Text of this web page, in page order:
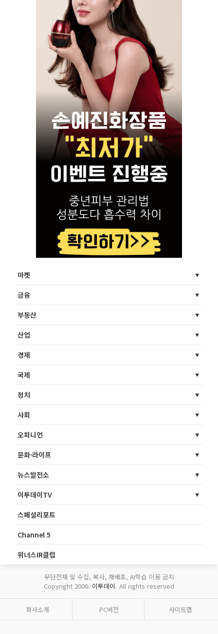
마켓
금융
부동산
산업
경제
국제
정치
사회
오피니언
문화·라이프
뉴스발전소
이투데이TV
스페셜리포트
Channel 5
위너스IR클럽
무단전재 및 수집, 복사, 재배포, AI학습 이용 금지
Copyright 2006. 이투데이. All rights reserved
회사소개 PC버전 사이트맵